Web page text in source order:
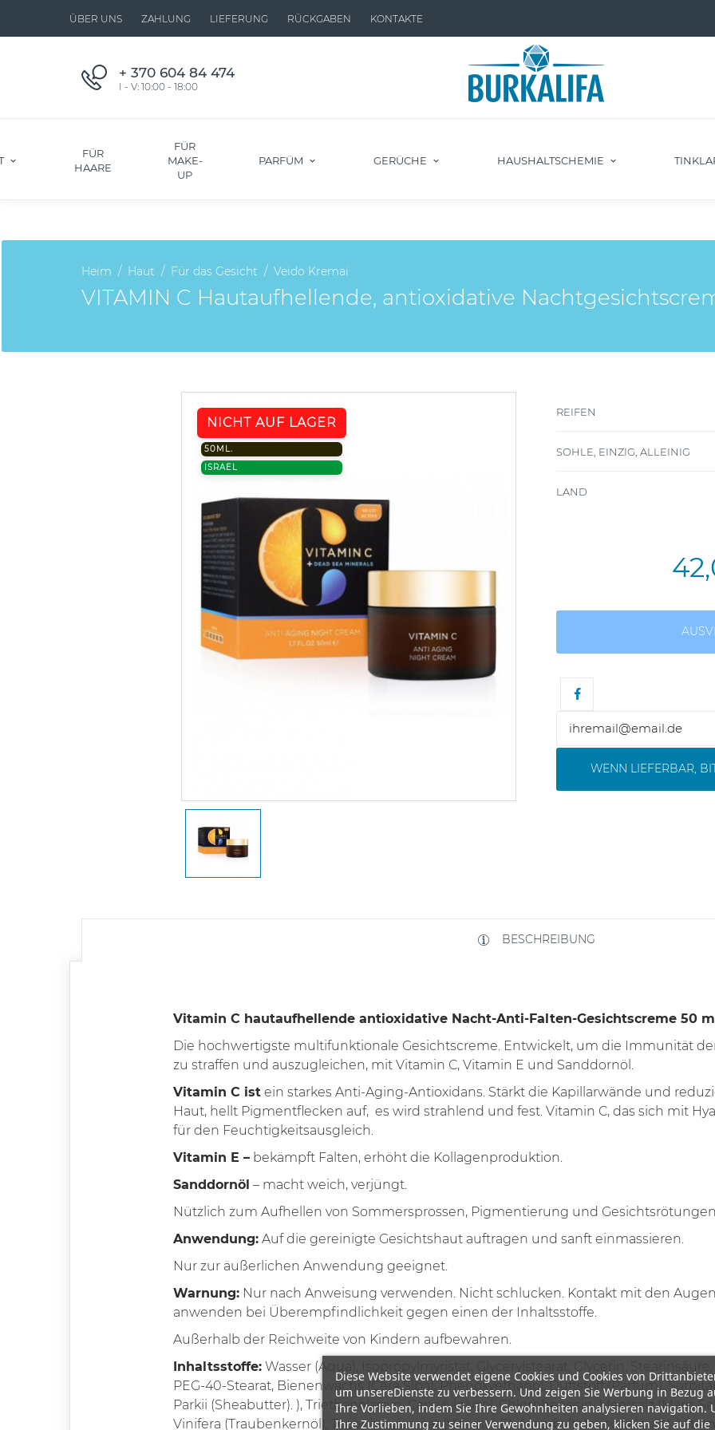
ÜBER UNS ZAHLUNG LIEFERUNG RÜCKGABEN KONTAKTE
+ 370 604 84 474
I - V: 10:00 - 18:00
FÜR
HAARE
FÜR
MAKE-
UP
PARFÜM GERÜCHE HAUSHALTSCHEMIE
Heim Haut Für das Gesicht Veido Kremai
VITAMIN C Hautaufhellende, antioxidative
NICHT AUF LAGER
50ML.
ISRAEL
REIFEN
SOHLE, EINZIG, ALLEINIG
LAND
WENN LIEFERBAR,
BESCHREIBUNG
Vitamin C hautaufhellende antioxidative Nacht-Anti-Falten-Gesichtscreme 50
Die hochwertigste multifunktionale Gesichtscreme. Entwickelt, um die Immunität
zu straffen und auszugleichen, mit Vitamin C, Vitamin E und Sanddornöl.
Vitamin C ist ein starkes Anti-Aging-Antioxidans. Stärkt die Kapillarwände und
Haut, hellt Pigmentflecken auf, es wird strahlend und fest. Vitamin C, das sich mit
für den Feuchtigkeitsausgleich.
Vitamin E – bekämpft Falten, erhöht die Kollagenproduktion.
Sanddornöl – macht weich, verjüngt.
Nützlich zum Aufhellen von Sommersprossen, Pigmentierung und
Anwendung: Auf die gereinigte Gesichtshaut auftragen und sanft einmassieren.
Nur zur äußerlichen Anwendung geeignet.
Warnung: Nur nach Anweisung verwenden. Nicht schlucken. Kontakt mit den
anwenden bei Überempfindlichkeit gegen einen der Inhaltsstoffe.
Außerhalb der Reichweite von Kindern aufbewahren.
Inhaltsstoffe: Wasser (Aqua), Isopropylmyristat, Glycerylstearat, Glycerin,
PEG-40-Stearat, Bienenwachs (Cera Slba), Phenoxyethanol, Duftstoff (Parfum),
Parkii (Sheabutter). ), Triethanolamin, Caprylylglycol, Chlorphenesin, Meersalz (Maris
Vinifera (Traubenkernöl), Tocopherylacetat (Vitamin E), Ascorbyltetraisopalmitat
Diese Website verwendet eigene Cookies und Cookies von
um unsereDienste zu verbessern. Und zeigen Sie Werbung in Bezug
Ihre Vorlieben, indem Sie Ihre Gewohnheiten analysieren navigation.
Ihre Zustimmung zu seiner Verwendung zu geben, klicken Sie auf die